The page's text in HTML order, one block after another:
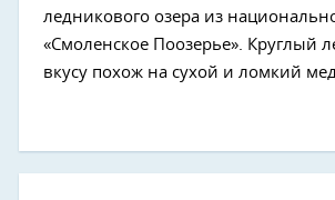
ледникового озера из
«Смоленское Поозерье». Круглый
вкусу похож на сухой и ломкий